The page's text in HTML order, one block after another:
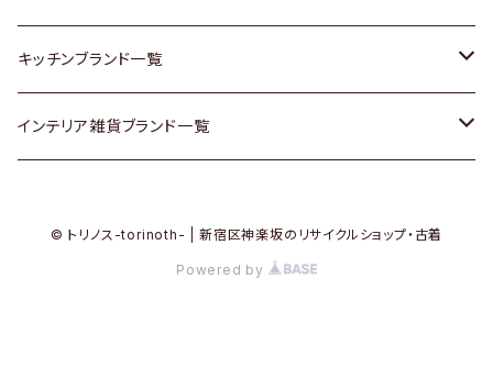
Vintageヴィンテージ / Antiqueアンティーク
Designers / デザイナーズ
腕時計
Vintage / ヴィンテージ
和物 / 作家物
その他キッチン雑貨
ACTUS / アクタス
arflex / アルフレックス
agnes b / アニエス ベー
BALLY / バリー
キッチンブランド一覧
ARABIA / アラビア
インテリア雑貨ブランド一覧
© トリノス-torinoth- | 新宿区神楽坂のリサイクルショップ・古着
Powered by